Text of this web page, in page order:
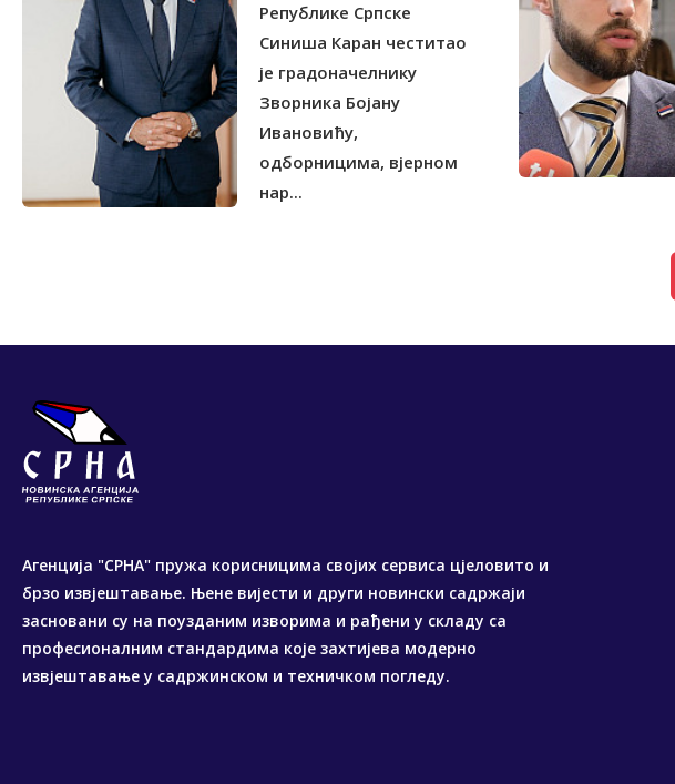
Републике Српске
Синиша Каран честитао
је градоначелнику
Зворника Бојану
Ивановићу,
одборницима, вјерном
нар...
Агенција "СРНА" пружа корисницима својих сервиса цјеловито и
брзо извјештавање. Њене вијести и други новински садржаји
засновани су на поузданим изворима и рађени у складу са
професионалним стандардима које захтијева модерно
извјештавање у садржинском и техничком погледу.